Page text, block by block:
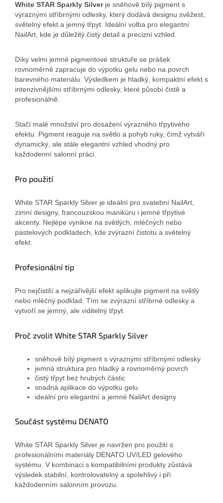
White STAR Sparkly Silverje sněhově bílý pigment s
výraznými stříbrnými odlesky, který dodává designu svěžest,
světelný efekt a jemný třpyt. Ideální volba pro elegantní
NailArt, kde je důležitý čistý detail a precizní vzhled.
Díky velmi jemné pigmentové struktuře se prášek
rovnoměrně zapracuje do výpotku gelu nebo na povrch
barevného materiálu. Výsledkem je hladký, kompaktní efekt s
intenzivnějšími stříbrnými odlesky, které působí čistě a
profesionálně.
Stačí malé množství pro dosažení výrazného třpytivého
efektu. Pigment reaguje na světlo a pohyb ruky, čímž vytváří
dynamický, ale stále elegantní vzhled vhodný pro
každodenní salonní práci.
Pro použití
White STAR Sparkly Silver je ideální pro svatební NailArt,
zimní designy, francouzskou manikúru i jemné třpytivé
akcenty. Nejlépe vynikne na světlých, mléčných nebo
pastelových podkladech, kde zvýrazní čistotu a světelný
efekt.
Profesionální tip
Pro nejčistší a nejzářivější efekt aplikujte pigment na světlý
nebo mléčný podklad. Tím se zvýrazní stříbrné odlesky a
vytvoří se jemný, ale viditelný třpyt.
Proč zvolit White STAR Sparkly Silver
sněhově bílý pigment s výraznými stříbrnými odlesky
jemná struktura pro hladký a rovnoměrný povrch
čistý třpyt bez hrubých částic
snadná aplikace do výpotku gelu
ideální pro elegantní a jemné NailArt designy
Součást systému DENATO
White STAR Sparkly Silver je navržen pro použití s
profesionálními materiály DENATO UV/LED gelového
systému. V kombinaci s kompatibilními produkty zůstává
výsledek stabilní, kontrolovatelný a spolehlivý i při
každodenním salonním provozu.